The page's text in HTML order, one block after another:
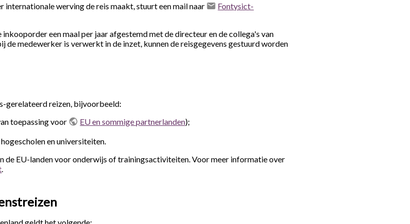
internationale werving de reis maakt, stuurt een mail naar
Fontysict-
een maal per jaar afgestemd met de directeur en de collega's van
de medewerker is verwerkt in de inzet, kunnen de reisgegevens gestuurd worden
gerelateerd reizen, bijvoorbeeld:
toepassing voor
EU en sommige partnerlanden);
en universiteiten.
de EU-landen voor onderwijs of trainingsactiviteiten. Voor meer informatie over
.